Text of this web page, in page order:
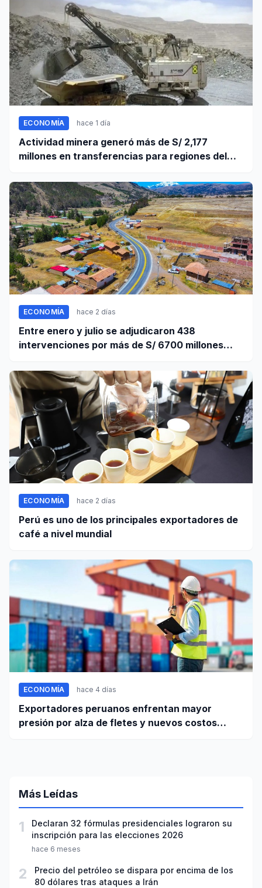
ECONOMÍA hace 1 día
Actividad minera generó más de S/ 2,177
millones en transferencias para regiones del
ECONOMÍA hace 2 días
Entre enero y julio se adjudicaron 438
intervenciones por más de S/ 6700 millones
ECONOMÍA hace 2 días
Perú es uno de los principales exportadores de
café a nivel mundial
ECONOMÍA hace 4 días
Exportadores peruanos enfrentan mayor
presión por alza de fletes y nuevos costos
Más Leídas
1
Declaran 32 fórmulas presidenciales lograron su
inscripción para las elecciones 2026
hace 6 meses
2
Precio del petróleo se dispara por encima de los
80 dólares tras ataques a Irán